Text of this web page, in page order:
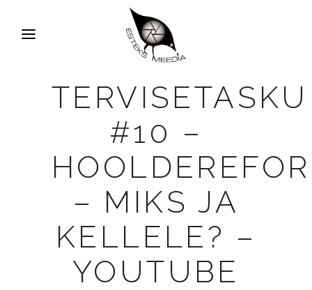
TERVISETASKU
#10 –
– MIKS JA
KELLELE? –
YOUTUBE